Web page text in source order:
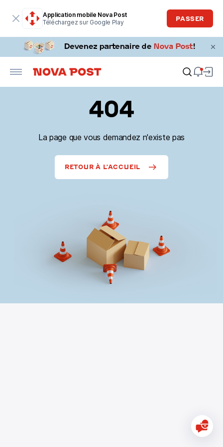
Application mobile Nova Post
Téléchargez sur Google Play
PASSER
404
La page que vous demandez n'existe pas
RETOUR À L'ACCUEIL